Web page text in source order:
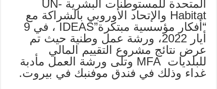
المتحدة للمستوطنات البشرية UN-
Habitat والإتحاد الأوروبي بالشراكة مع
“أفكار مؤسسية مبتكرة”IDEAS ، في 9
أيار 2022، ورشة عمل وطنية حيث تم
عرض نتائج مشروع التقييم المالي
للبلديات MFA وتلى ورشة العمل مأدبة
غداء وذلك في فندق موفنبك في بيروت.